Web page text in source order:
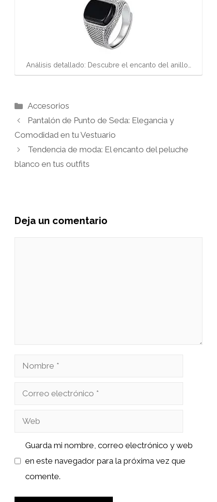
Análisis detallado: Descubre el encanto del anillo…
Categorías
Accesorios
Pantalón de Punto de Seda: Elegancia y
Comodidad en tu Vestuario
Tendencia de moda: El encanto del peluche
blanco en tus outfits
Deja un comentario
Nombre
Correo
Web
Guarda mi nombre, correo electrónico y web
en este navegador para la próxima vez que
comente.